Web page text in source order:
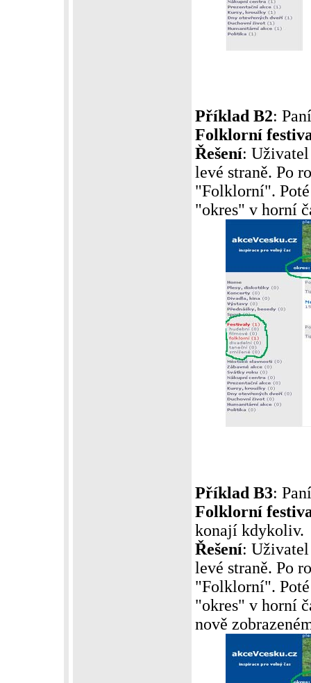
Příklad B2:
Folklorní
Řešení:
levé straně. Po
"Folklorní".
"okres" v horní
Příklad B3:
Folklorní
konají kdykoliv.
Řešení:
levé straně. Po
"Folklorní".
"okres" v horní
nově